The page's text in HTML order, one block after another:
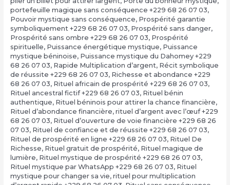
portefeuille magique sans conséquence +229 68 26 07 03,
Pouvoir mystique sans conséquence, Prospérité garantie
symboliquement +229 68 26 07 03, Prospérité sans danger,
Prospérité sans ombre +229 68 26 07 03, Prospérité
spirituelle, Puissance énergétique mystique, Puissance
mystique béninoise, Puissance mystique du Dahomey +229
68 26 07 03, Rapide Multiplication d’argent, Récit symbolique
de réussite +229 68 26 07 03, Richesse et abondance +229
68 26 07 03, Rituel africain de prospérité +229 68 26 07 03,
Rituel ancestral fictif +229 68 26 07 03, Rituel bénin
authentique, Rituel béninois pour attirer la chance financière,
Rituel d’abondance financière, rituel d’argent avec l’œuf +229
68 26 07 03, Rituel d’ouverture de voie financière +229 68 26
07 03, Rituel de confiance et de réussite +229 68 26 07 03,
Rituel de prospérité en ligne +229 68 26 07 03, Rituel De
Richesse, Rituel gratuit de prospérité, Rituel magique de
lumière, Rituel mystique de prospérité +229 68 26 07 03,
Rituel mystique par WhatsApp +229 68 26 07 03, Rituel
mystique pour changer sa vie, rituel pour multiplication